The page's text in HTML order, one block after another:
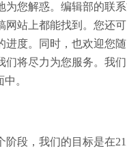
为您解惑。编辑部的联
网站上都能找到。您还
进度。同时，也欢迎您
们将尽力为您服务。我
。
阶段，我们的目标是在